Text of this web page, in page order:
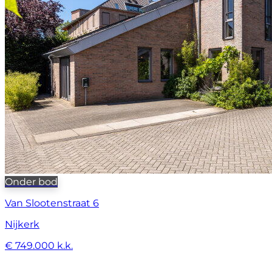
Onder bod
Van Slootenstraat 6
Nijkerk
€ 749.000 k.k.